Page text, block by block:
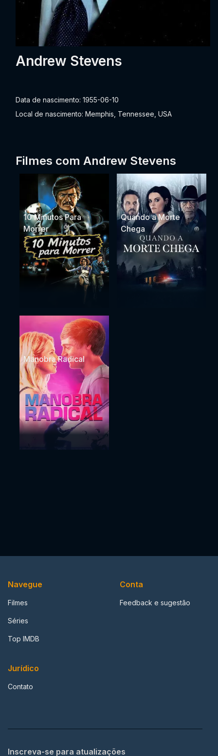
Andrew Stevens
Data de nascimento: 1955-06-10
Local de nascimento: Memphis, Tennessee, USA
Filmes com Andrew Stevens
10 Minutos Para
Morrer
Quando a Morte
Chega
Manobra Radical
Navegue
Filmes
Séries
Top IMDB
Conta
Feedback e sugestão
Jurídico
Contato
Inscreva-se para atualizações